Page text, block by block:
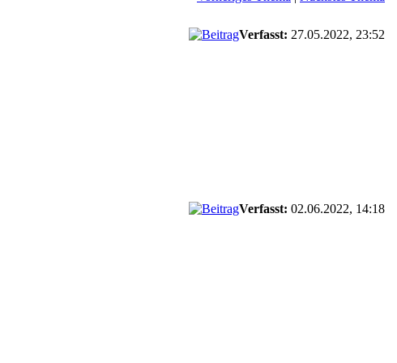
Verfasst: 27.05.2022, 23:52
Verfasst: 02.06.2022, 14:18